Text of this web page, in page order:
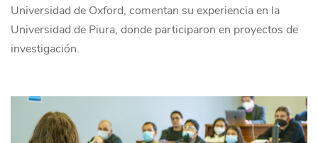
Universidad de Oxford, comentan su experiencia en la
Universidad de Piura, donde participaron en proyectos de
investigación.